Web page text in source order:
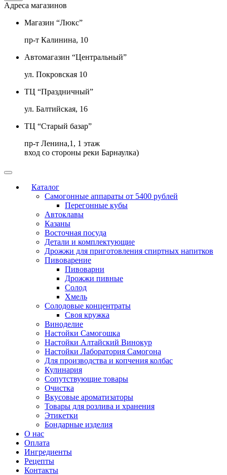
Адреса магазинов
Магазин “Люкс”
пр-т Калинина, 10
Автомагазин “Центральный”
ул. Покровская 10
ТЦ “Праздничный”
ул. Балтийская, 16
ТЦ “Старый базар”
пр-т Ленина,1, 1 этаж
вход со стороны реки Барнаулка)
Каталог
Самогонные аппараты от 5400 рублей
Перегонные кубы
Автоклавы
Казаны
Восточная посуда
Детали и комплектующие
Дрожжи для приготовления спиртных напитков
Пивоварение
Пивоварни
Дрожжи пивные
Солод
Хмель
Солодовые концентраты
Своя кружка
Виноделие
Настойки Самогошка
Настойки Алтайский Винокур
Настойки Лаборатория Самогона
Для производства и копчения колбас
Кулинария
Сопутствующие товары
Очистка
Вкусовые ароматизаторы
Товары для розлива и хранения
Этикетки
Бондарные изделия
О нас
Оплата
Ингредиенты
Рецепты
Контакты